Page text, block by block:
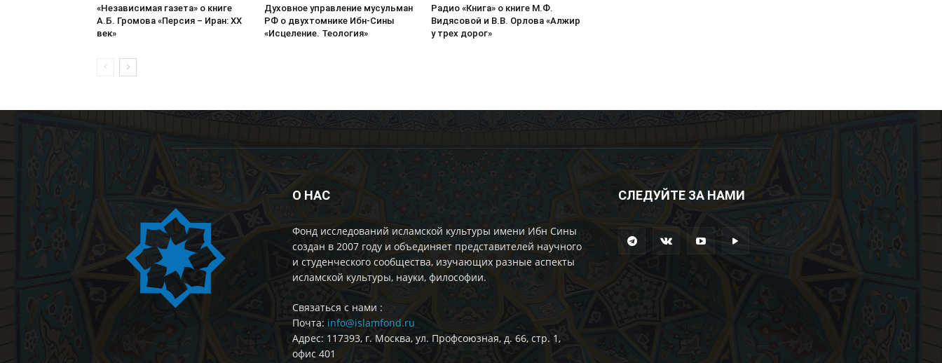
«Независимая газета» о книге
А.Б. Громова «Персия – Иран: ХХ
век»
Духовное управление мусульман
РФ о двухтомнике Ибн-Сины
«Исцеление. Теология»
Радио «Книга» о книге М.Ф.
Видясовой и В.В. Орлова «Алжир
у трех дорог»
О НАС
Фонд исследований исламской культуры имени Ибн Сины
создан в 2007 году и объединяет представителей научного
и студенческого сообщества, изучающих разные аспекты
исламской культуры, науки, философии.
Cвязаться с нами :
Почта: info@islamfond.ru
Адрес: 117393, г. Москва, ул. Профсоюзная, д. 66, стр. 1,
офис 401
СЛЕДУЙТЕ ЗА НАМИ